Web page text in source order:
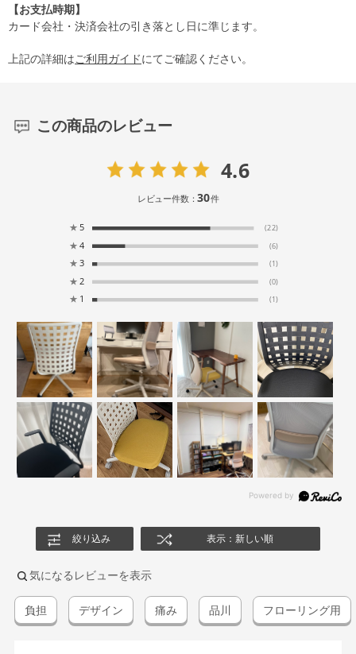
【お支払時期】
カード会社・決済会社の引き落とし日に準じます。
上記の詳細はご利用ガイドにてご確認ください。
この商品のレビュー
4.6
レビュー件数：30件
★ 5 (22)
★ 4 (6)
★ 3 (1)
★ 2 (0)
★ 1 (1)
絞り込み 表示：新しい順
気になるレビューを表示
負担 デザイン 痛み 品川 フローリング用